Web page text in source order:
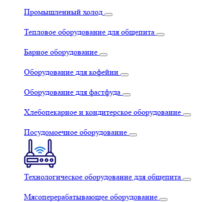
Промышленный холод
Тепловое оборудование для общепита
Барное оборудование
Оборудование для кофейни
Оборудование для фастфуда
Хлебопекарное и кондитерское оборудование
Посудомоечное оборудование
Технологическое оборудование для общепита
Мясоперерабатывающее оборудование